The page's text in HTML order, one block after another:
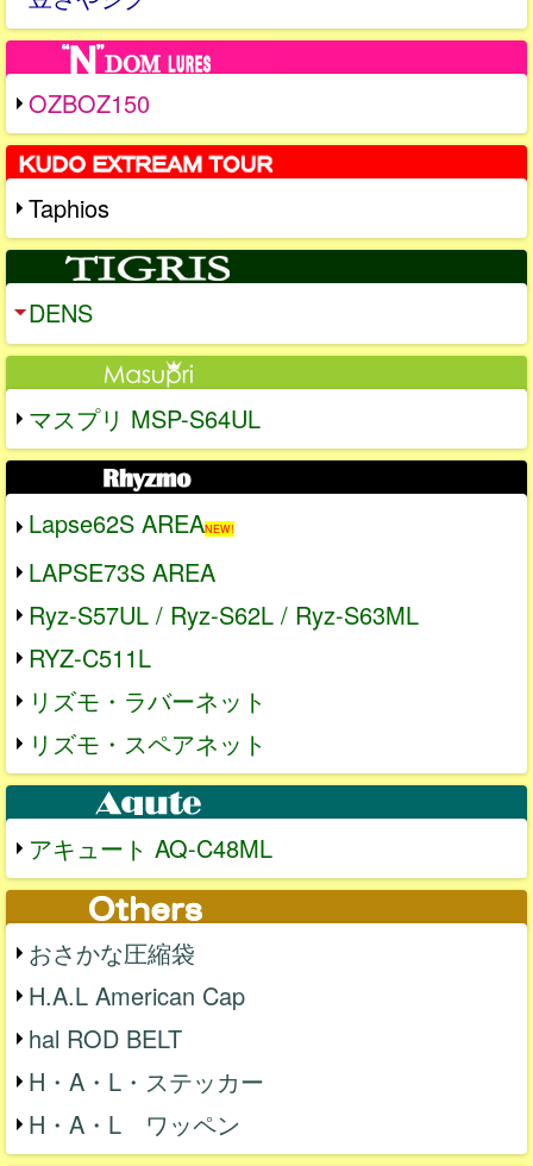
OZBOZ150
Taphios
DENS
マスプリ MSP-S64UL
Lapse62S AREANEW!
LAPSE73S AREA
Ryz-S57UL / Ryz-S62L / Ryz-S63ML
RYZ-C511L
リズモ・ラバーネット
リズモ・スペアネット
アキュート AQ-C48ML
おさかな圧縮袋
H.A.L American Cap
hal ROD BELT
H・A・L・ステッカー
H・A・L ワッペン